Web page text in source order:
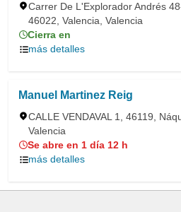
Carrer De L'Explorador Andrés
46022, Valencia, Valencia
Cierra en
más detalles
Manuel Martinez Reig
CALLE VENDAVAL 1, 46119,
Valencia
Se abre en 1 día 12 h
más detalles